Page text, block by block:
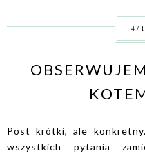
4/
Post krótki, ale
wszystkich pytania